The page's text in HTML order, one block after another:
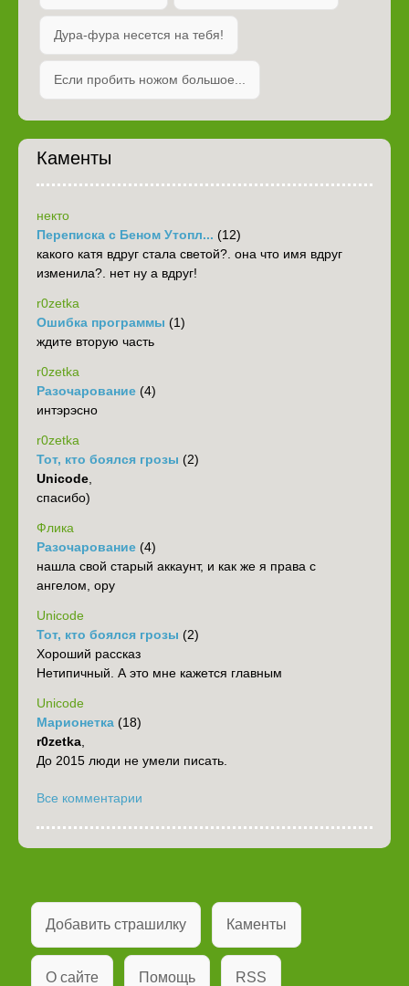
Дура-фура несется на тебя!
Если пробить ножом большое...
Каменты
некто
Переписка с Беном Утопл... (12)
какого катя вдруг стала светой?. она что имя вдруг
изменила?. нет ну а вдруг!
r0zetka
Ошибка программы (1)
ждите вторую часть
r0zetka
Разочарование (4)
интэрэсно
r0zetka
Тот, кто боялся грозы (2)
Unicode
спасибо)
Флика
Разочарование (4)
нашла свой старый аккаунт, и как же я права с
ангелом, ору
Unicode
Тот, кто боялся грозы (2)
Хороший рассказ
Нетипичный. А это мне кажется главным
Unicode
Марионетка (18)
r0zetka
До 2015 люди не умели писать.
Все комментарии
Добавить страшилку Каменты
О сайте Помощь RSS